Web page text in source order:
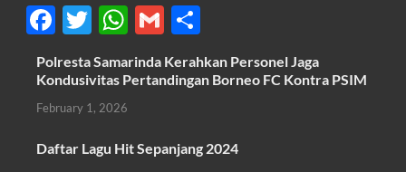
F
ac
e
b
o
o
T
w
itt
er
W
h
at
A
p
G
m
ail
h
ar
Polresta Samarinda Kerahkan Personel Jaga
Kondusivitas Pertandingan Borneo FC Kontra PSIM
February 1, 2026
Daftar Lagu Hit Sepanjang 2024